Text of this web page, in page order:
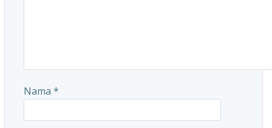
Nama *